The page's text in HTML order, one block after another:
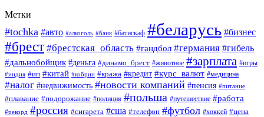
Метки
#tochka #авто #алкоголь #банк #батискаф #беларусь #бизнес
#брест #брестская_область #гандбол #германия #гибель
#дальнобойщик #деньга #динамо_брест #животное #зарплата #игры
#индия #ип #китай #кобрин #кража #кредит #курс_валют #медицина
#налог #недвижимость #новости компаний #пенсия #питание
#плавание #подорожание #полиция #польша #путешествие #работа
#рекорд #россия #сигарета #сша #телефон #футбол #хоккей #цена